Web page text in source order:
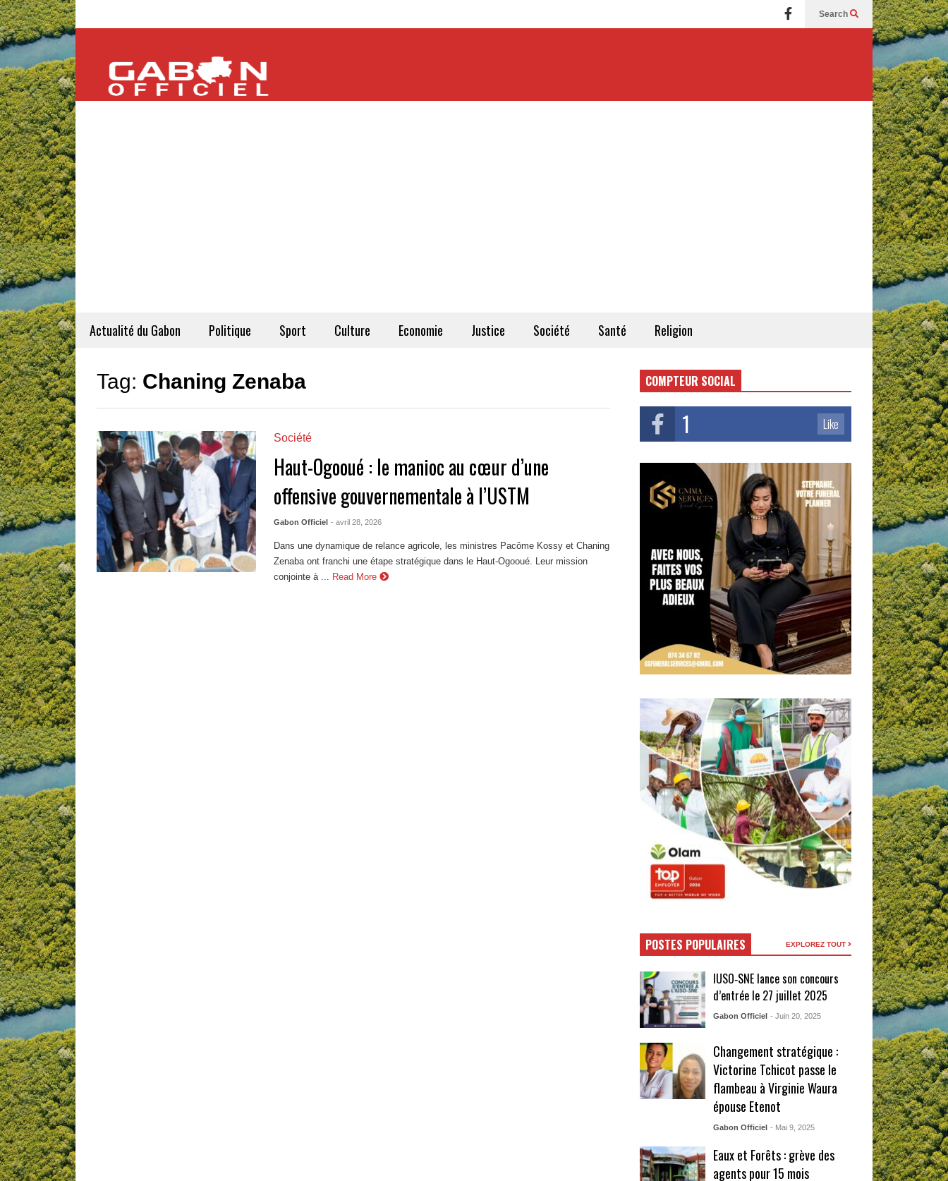
Search
Actualité du Gabon Politique Sport Culture Economie Justice Société Santé Religion
Tag: Chaning Zenaba
Société
Haut-Ogooué : le manioc au cœur d’une
offensive gouvernementale à l’USTM
Gabon Officiel - avril 28, 2026
Dans une dynamique de relance agricole, les ministres Pacôme Kossy et Chaning
Zenaba ont franchi une étape stratégique dans le Haut-Ogooué. Leur mission
conjointe à ...
Read More
COMPTEUR SOCIAL
1 Like
POSTES POPULAIRES EXPLOREZ TOUT
IUSO‑SNE lance son concours
d’entrée le 27 juillet 2025
Gabon Officiel - Juin 20, 2025
Changement stratégique :
Victorine Tchicot passe le
flambeau à Virginie Waura
épouse Etenot
Gabon Officiel - Mai 9, 2025
Eaux et Forêts : grève des
agents pour 15 mois